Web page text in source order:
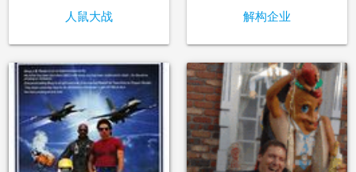
人鼠大战 解构企业